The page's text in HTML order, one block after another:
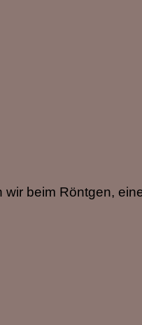
beim Röntgen,